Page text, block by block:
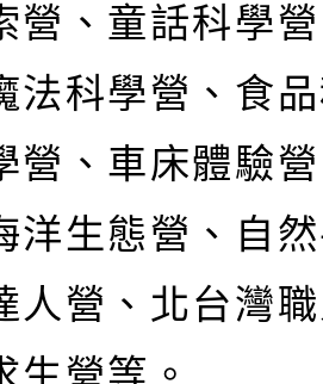
營、童話科學
法科學營、食
營、車床體驗
洋生態營、自
人營、北台灣
生營等。